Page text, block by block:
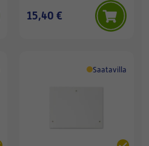
15,40 €
Saatavilla